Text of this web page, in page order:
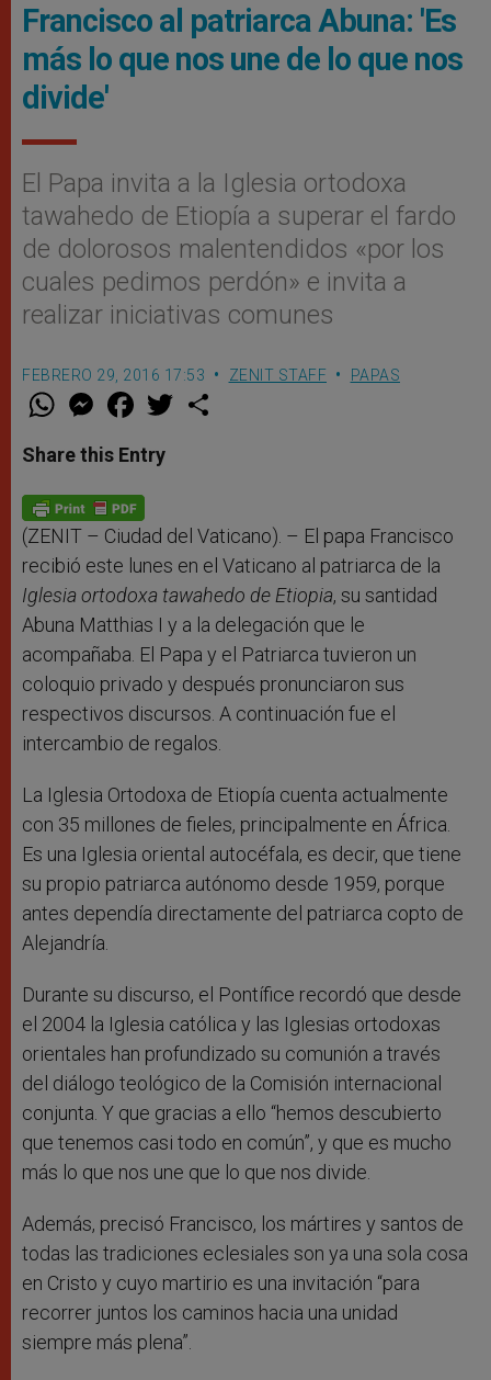
Francisco al patriarca Abuna: 'Es
más lo que nos une de lo que nos
divide'
El Papa invita a la Iglesia ortodoxa
tawahedo de Etiopía a superar el fardo
de dolorosos malentendidos «por los
cuales pedimos perdón» e invita a
realizar iniciativas comunes
FEBRERO 29, 2016 17:53 ZENIT STAFF PAPAS
W
t
s
p
p
M
e
s
e
g
e
F
a
e
b
o
k
w
Share this Entry
(ZENIT – Ciudad del Vaticano). – El papa Francisco
recibió este lunes en el Vaticano al patriarca de la
Iglesia ortodoxa tawahedo de Etiopia, su santidad
Abuna Matthias I y a la delegación que le
acompañaba. El Papa y el Patriarca tuvieron un
coloquio privado y después pronunciaron sus
respectivos discursos. A continuación fue el
intercambio de regalos.
La Iglesia Ortodoxa de Etiopía cuenta actualmente
con 35 millones de fieles, principalmente en África.
Es una Iglesia oriental autocéfala, es decir, que tiene
su propio patriarca autónomo desde 1959, porque
antes dependía directamente del patriarca copto de
Alejandría.
Durante su discurso, el Pontífice recordó que desde
el 2004 la Iglesia católica y las Iglesias ortodoxas
orientales han profundizado su comunión a través
del diálogo teológico de la Comisión internacional
conjunta. Y que gracias a ello “hemos descubierto
que tenemos casi todo en común”, y que es mucho
más lo que nos une que lo que nos divide.
Además, precisó Francisco, los mártires y santos de
todas las tradiciones eclesiales son ya una sola cosa
en Cristo y cuyo martirio es una invitación “para
recorrer juntos los caminos hacia una unidad
siempre más plena”.